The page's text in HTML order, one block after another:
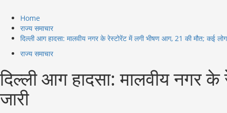
Home
राज्य समाचार
दिल्ली आग हादसा: मालवीय नगर के रेस्टोरेंट में लगी भीषण आग, 21 की मौत; कई
राज्य समाचार
दिल्ली आग हादसा: मालवीय
जारी